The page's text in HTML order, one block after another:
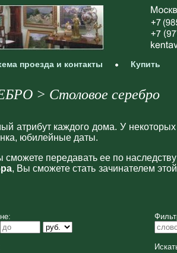
проезда и контакты Купить
> Столовое серебро
атрибут каждого дома. У
юбилейные даты.
сможете передавать ее по
, Вы сможете стать зачинателем